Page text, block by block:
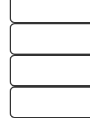
Je kunt de
thuislevering en
afgehaalde of
Je hebt het
Retourneer je de
verzendkosten